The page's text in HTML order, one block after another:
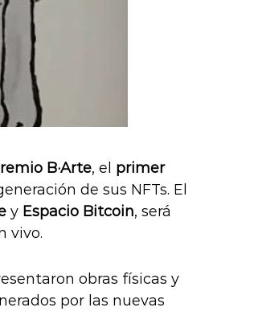
B·Arte, el primer
de sus NFTs. El
y Espacio Bitcoin, será
vivo.
obras físicas y
por las nuevas